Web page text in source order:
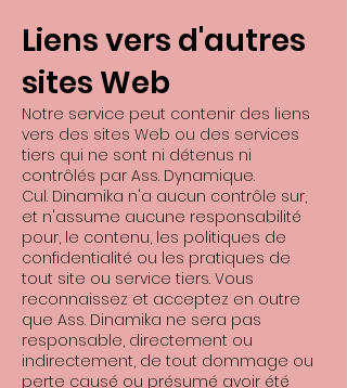
Liens vers d'autres
sites Web
Notre service peut contenir des liens
vers des sites Web ou des services
tiers qui ne sont ni détenus ni
contrôlés par Ass. Dynamique.
Cul. Dinamika n'a aucun contrôle sur,
et n'assume aucune responsabilité
pour, le contenu, les politiques de
confidentialité ou les pratiques de
tout site ou service tiers. Vous
reconnaissez et acceptez en outre
que Ass. Dinamika ne sera pas
responsable, directement ou
indirectement, de tout dommage ou
perte causé ou présumé avoir été